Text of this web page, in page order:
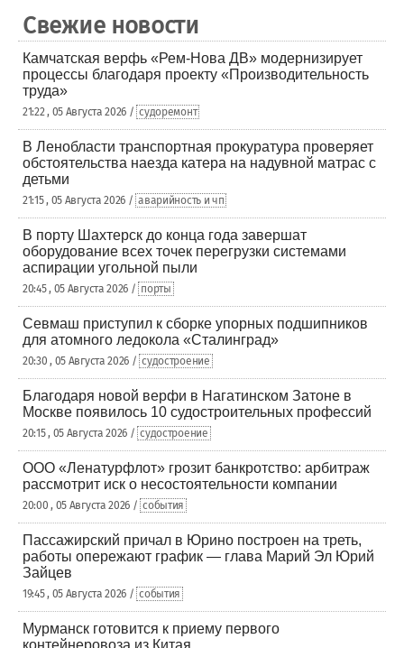
Свежие новости
Камчатская верфь «Рем-Нова ДВ» модернизирует
процессы благодаря проекту «Производительность
труда»
21:22 , 05 Августа 2026 / судоремонт
В Ленобласти транспортная прокуратура проверяет
обстоятельства наезда катера на надувной матрас с
детьми
21:15 , 05 Августа 2026 / аварийность и чп
В порту Шахтерск до конца года завершат
оборудование всех точек перегрузки системами
аспирации угольной пыли
20:45 , 05 Августа 2026 / порты
Севмаш приступил к сборке упорных подшипников
для атомного ледокола «Сталинград»
20:30 , 05 Августа 2026 / судостроение
Благодаря новой верфи в Нагатинском Затоне в
Москве появилось 10 судостроительных профессий
20:15 , 05 Августа 2026 / судостроение
ООО «Ленатурфлот» грозит банкротство: арбитраж
рассмотрит иск о несостоятельности компании
20:00 , 05 Августа 2026 / события
Пассажирский причал в Юрино построен на треть,
работы опережают график — глава Марий Эл Юрий
Зайцев
19:45 , 05 Августа 2026 / события
Мурманск готовится к приему первого
контейнеровоза из Китая